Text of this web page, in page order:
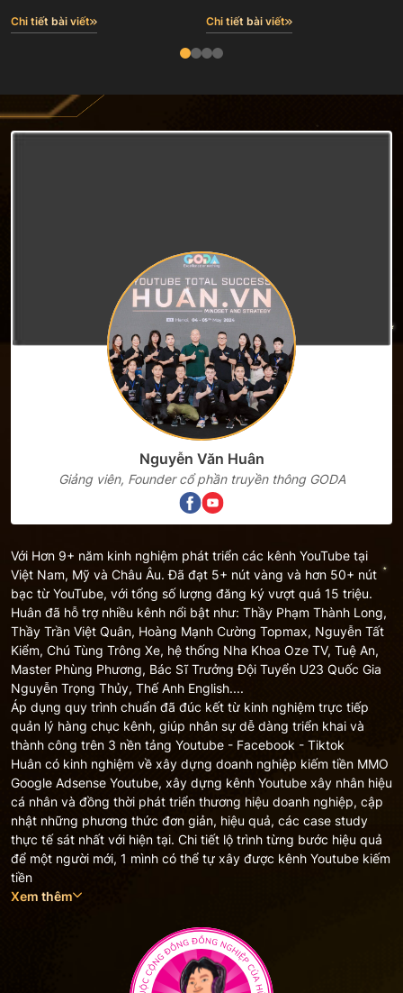
học từ ai? Có ai đứng sau bảo chứng,
hay lại một người tự phong ‘chuyên
Chi tiết bài viết
cho người khác. Tôi là đồng sáng lập
BMG Group (2018-2023 với gần 100
nhân sự), Công ty cổ phần phong
Truyền thông GODA (12/6/2023) —
Chi tiết bài viết
Nguyễn Văn Huân
Giảng viên, Founder cổ phần truyền thông GODA
Với Hơn 9+ năm kinh nghiệm phát triển các kênh YouTube tại
Việt Nam, Mỹ và Châu Âu. Đã đạt 5+ nút vàng và hơn 50+ nút
bạc từ YouTube, với tổng số lượng đăng ký vượt quá 15 triệu.
Huân đã hỗ trợ nhiều kênh nổi bật như: Thầy Phạm Thành Long,
Thầy Trần Việt Quân, Hoàng Mạnh Cường Topmax, Nguyễn Tất
Kiểm, Chú Tùng Trông Xe, hệ thống Nha Khoa Oze TV, Tuệ An,
Master Phùng Phương, Bác Sĩ Trưởng Đội Tuyển U23 Quốc Gia
Nguyễn Trọng Thủy, Thế Anh English....
Áp dụng quy trình chuẩn đã đúc kết từ kinh nghiệm trực tiếp
quản lý hàng chục kênh, giúp nhân sự dễ dàng triển khai và
thành công trên 3 nền tảng Youtube - Facebook - Tiktok
Huân có kinh nghiệm về xây dựng doanh nghiệp kiếm tiền MMO
Google Adsense Youtube, xây dựng kênh Youtube xây nhân hiệu
cá nhân và đồng thời phát triển thương hiệu doanh nghiệp, cập
nhật những phương thức đơn giản, hiệu quả, các case study
thực tế sát nhất với hiện tại. Chi tiết lộ trình từng bước hiệu quả
để một người mới, 1 mình có thể tự xây được kênh Youtube kiếm
tiền
Xem thêm